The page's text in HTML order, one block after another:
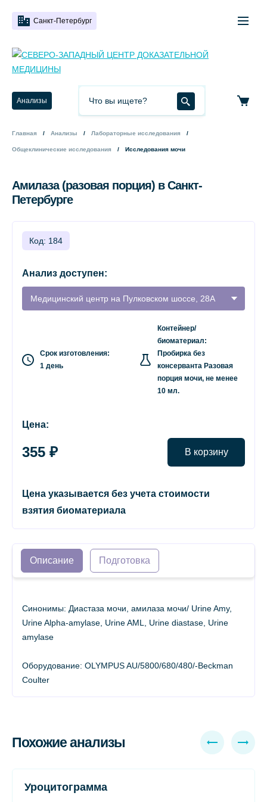
Санкт-Петербург
Анализы
Главная Анализы Лабораторные исследования
Общеклинические исследования Исследования мочи
Амилаза (разовая порция) в Санкт-
Петербурге
Код: 184
Анализ доступен:
Медицинский центр на Пулковском шоссе, 28А
Срок изготовления:
1 день
Контейнер/
биоматериал:
Пробирка без
консерванта Разовая
порция мочи, не менее
10 мл.
Цена:
355 ₽ В корзину
Цена указывается без учета стоимости
взятия биоматериала
Описание Подготовка
Синонимы: Диастаза мочи, амилаза мочи/ Urine Amy,
Urine Alpha-amylase, Urine AML, Urine diastase, Urine
amylase
Оборудование: OLYMPUS AU/5800/680/480/-Beckman
Coulter
Похожие анализы
Уроцитограмма